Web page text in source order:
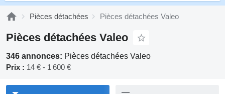
Pièces détachées Pièces détachées Valeo
Pièces détachées Valeo
346 annonces: Pièces détachées Valeo
Prix : 14 € - 1 600 €